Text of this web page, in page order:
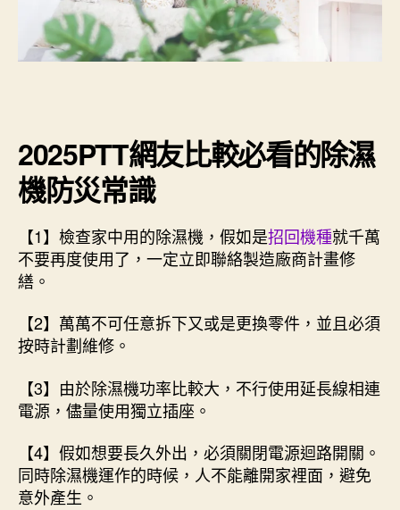
2025PTT網友比較必看的除濕
機防災常識
【1】檢查家中用的除濕機，假如是招回機種就千萬
不要再度使用了，一定立即聯絡製造廠商計畫修
繕。
【2】萬萬不可任意拆下又或是更換零件，並且必須
按時計劃維修。
【3】由於除濕機功率比較大，不行使用延長線相連
電源，儘量使用獨立插座。
【4】假如想要長久外出，必須關閉電源迴路開關。
同時除濕機運作的時候，人不能離開家裡面，避免
意外產生。